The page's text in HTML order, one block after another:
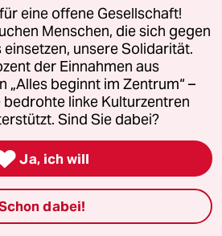
eine offene Gesellschaft!
Menschen, die sich gegen
unsere Solidarität.
der Einnahmen aus
„Alles beginnt im Zentrum“ –
linke Kulturzentren
Sind Sie dabei?
Ja, ich will
dabei!